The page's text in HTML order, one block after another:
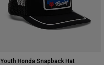
Youth Honda Snapback Hat